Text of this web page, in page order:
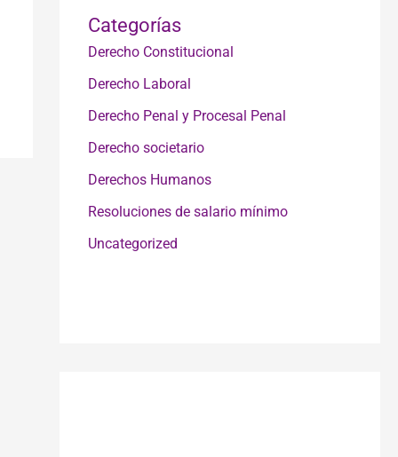
Categorías
Derecho Constitucional
Derecho Laboral
Derecho Penal y Procesal Penal
Derecho societario
Derechos Humanos
Resoluciones de salario mínimo
Uncategorized